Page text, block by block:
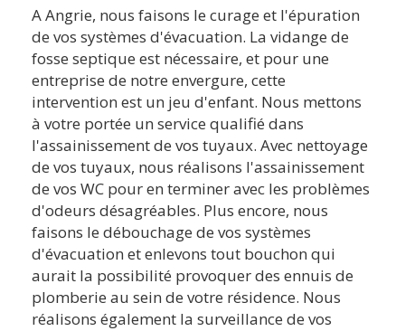
A Angrie, nous faisons le curage et l'épuration
de vos systèmes d'évacuation. La vidange de
fosse septique est nécessaire, et pour une
entreprise de notre envergure, cette
intervention est un jeu d'enfant. Nous mettons
à votre portée un service qualifié dans
l'assainissement de vos tuyaux. Avec nettoyage
de vos tuyaux, nous réalisons l'assainissement
de vos WC pour en terminer avec les problèmes
d'odeurs désagréables. Plus encore, nous
faisons le débouchage de vos systèmes
d'évacuation et enlevons tout bouchon qui
aurait la possibilité provoquer des ennuis de
plomberie au sein de votre résidence. Nous
réalisons également la surveillance de vos